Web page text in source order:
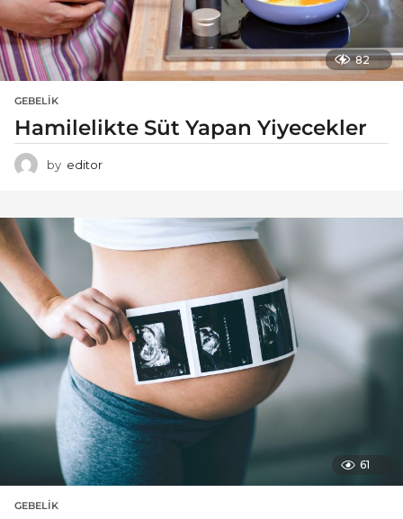
82
GEBELIK
Hamilelikte Süt Yapan Yiyecekler
by editor
61
GEBELIK